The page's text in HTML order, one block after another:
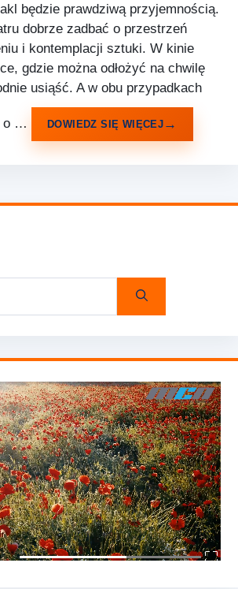
będzie prawdziwą przyjemnością.
dobrze zadbać o przestrzeń
i kontemplacji sztuki. W kinie
gdzie można odłożyć na chwilę
usiąść. A w obu przypadkach
o … DOWIEDZ SIĘ WIĘCEJ